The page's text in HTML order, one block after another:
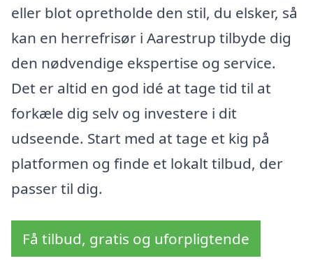
eller blot opretholde den stil, du elsker, så
kan en herrefrisør i Aarestrup tilbyde dig
den nødvendige ekspertise og service.
Det er altid en god idé at tage tid til at
forkæle dig selv og investere i dit
udseende. Start med at tage et kig på
platformen og finde et lokalt tilbud, der
passer til dig.
Få tilbud, gratis og uforpligtende